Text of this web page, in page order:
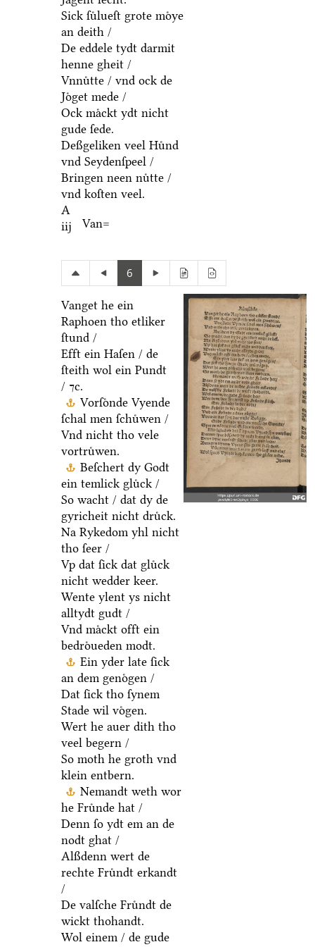
Sick ſuͤlueſt grote moͤye
an deith /
De eddele tydt darmit
henne gheit /
Vnnuͤtte / vnd ock de
Joͤget mede /
Ock maͤckt ydt nicht
gude ſede.
Deßgeliken veel Huͤnd
vnd Seydenſpeel /
Bringen neen nuͤtte /
vnd koſten veel.
A
iij
Van=
6
Vanget he ein
Raphoen tho etliker
ſtund /
Efft ein Haſen / de
ſteith wol ein Pundt
/ ⁊c.
Vorſoͤnde Vyende
ſchal men ſchuͤwen /
Vnd nicht tho vele
vortruͤwen.
Beſchert dy Godt
ein temlick gluͤck /
So wacht / dat dy de
gyricheit nicht druͤck.
Na Rykedom yhl nicht
tho ſeer /
Vp dat ſick dat gluͤck
nicht wedder keer.
Wente ylent ys nicht
alltydt gudt /
Vnd maͤckt offt ein
bedroͤueden modt.
Ein yder late ſick
an dem genoͤgen /
Dat ſick tho ſynem
Stade wil voͤgen.
Wert he auer dith tho
veel begern /
So moth he groth vnd
klein entbern.
Nemandt weth wor
he Fruͤnde hat /
Denn ſo ydt em an de
nodt ghat /
Alßdenn wert de
rechte Fruͤndt erkandt
/
De valſche Fruͤndt de
wickt thohandt.
Wol einem / de gude